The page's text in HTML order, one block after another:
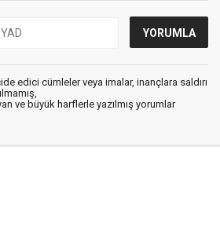
edici cümleler veya imalar, inançlara saldırı
ve büyük harflerle yazılmış yorumlar